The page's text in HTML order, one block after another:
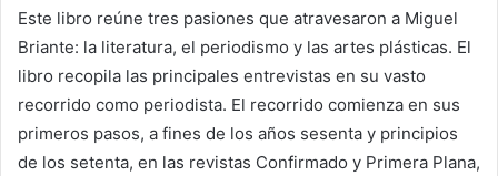
Este libro reúne tres pasiones que atravesaron a Miguel
Briante: la literatura, el periodismo y las artes plásticas. El
libro recopila las principales entrevistas en su vasto
recorrido como periodista. El recorrido comienza en sus
primeros pasos, a fines de los años sesenta y principios
de los setenta, en las revistas Confirmado y Primera Plana,